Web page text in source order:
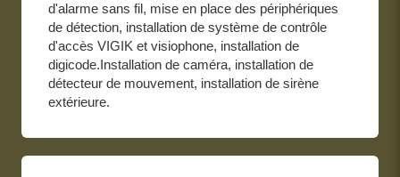
d'alarme sans fil, mise en place des périphériques
de détection, installation de système de contrôle
d'accès VIGIK et visiophone, installation de
digicode.Installation de caméra, installation de
détecteur de mouvement, installation de sirène
extérieure.